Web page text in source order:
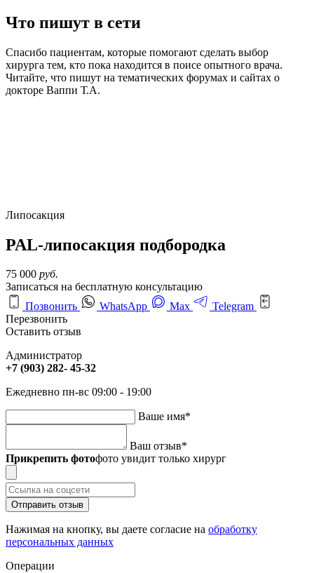
Что пишут в сети
Спасибо пациентам, которые помогают сделать выбор
хирурга тем, кто пока находится в поисе опытного врача.
Читайте, что пишут на тематических форумах и сайтах о
докторе Ваппи Т.А.
Липосакция
PAL-липосакция подбородка
75 000 руб.
Записаться на бесплатную консультацию
Позвонить
WhatsApp Max
Telegram
Перезвонить
Оставить отзыв
Администратор
+7 (903) 282- 45-32
Ежедневно пн-вс 09:00 - 19:00
Ваше имя*
Ваш отзыв*
Прикрепить фотофото увидит только хирург
Отправить отзыв
Нажимая на кнопку, вы даете согласие на обработку
персональных данных
Операции